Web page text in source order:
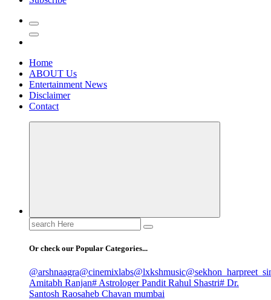
Home
ABOUT Us
Entertainment News
Disclaimer
Contact
Search
for:
Or check our Popular Categories...
@arshnaagra@cinemixlabs@lxkshmusic
Amitabh Ranjan# Astrologer Pandit Rahul Shastri# Dr.
Santosh Raosaheb Chavan mumbai